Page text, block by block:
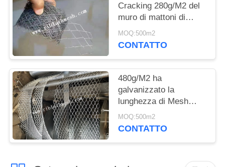
Cracking 280g/M2 del
muro di mattoni di
larghezza di 6.5cm
MOQ:500m2
CONTATTO
480g/M2 ha
galvanizzato la
lunghezza di Mesh
Diamond 100m di
rinforzo della muratura
MOQ:500m2
CONTATTO